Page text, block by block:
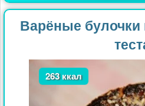
Варёные булочки
263 ккал